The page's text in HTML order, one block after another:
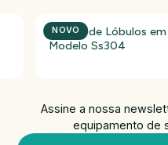
NOVO
Bomba de Lóbulos
Modelo Ss304
Assine a nossa
equipamento de